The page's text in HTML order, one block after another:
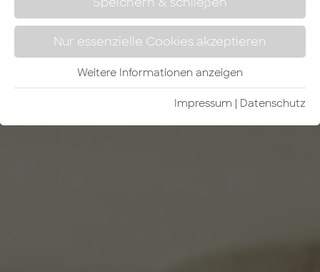
Nur essenzielle Cookies akzeptieren
Weitere Informationen anzeigen
Impressum Da­ten­schutz­